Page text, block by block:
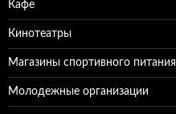
Кафе
Кинотеатры
Магазины спортивного питания
Молодежные организации